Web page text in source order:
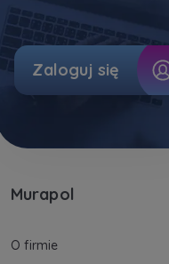
Murapol
O firmie
Zaloguj się